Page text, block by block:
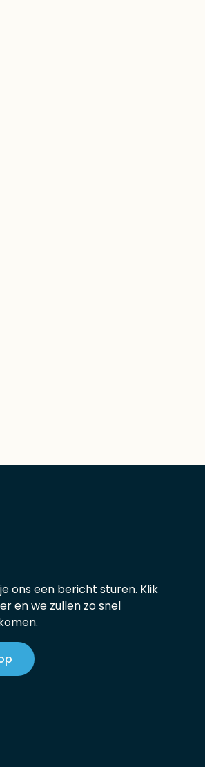
ons een bericht sturen. Klik
en we zullen zo snel